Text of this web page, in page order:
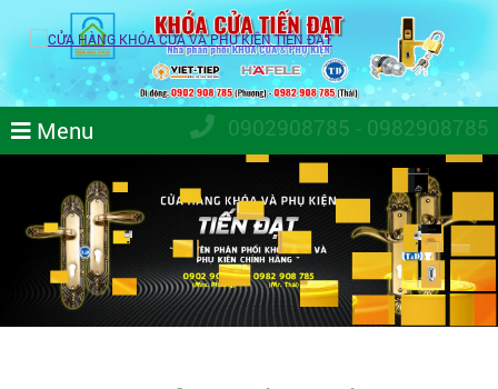
Menu 0902908785 - 0982908785